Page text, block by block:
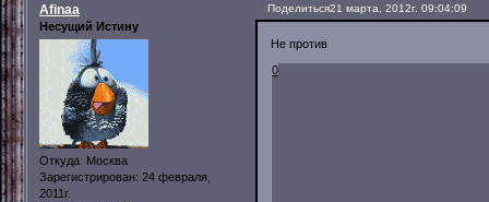
Поделиться21 марта, 2012г. 09:04:09
Afinaa
Несущий Истину
Откуда: Москва
Зарегистрирован: 24 февраля,
2011г.
Не против
0